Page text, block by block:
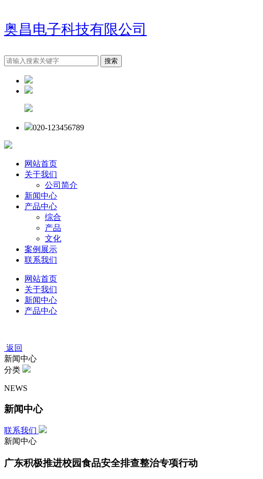
奥昌电子科技有限公司
020-123456789
网站首页
关于我们
公司简介
新闻中心
产品中心
综合
产品
文化
案例展示
联系我们
网站首页
关于我们
新闻中心
产品中心
返回
新闻中心
分类
NEWS
新闻中心
联系我们
新闻中心
广东积极推进校园食品安全排查整治专项行动